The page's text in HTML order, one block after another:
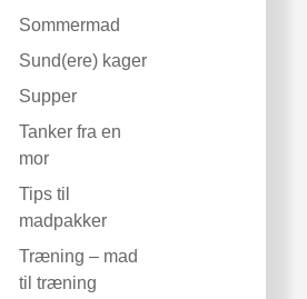
Sommermad
Sund(ere) kager
Supper
Tanker fra en
mor
Tips til
madpakker
Træning – mad
til træning